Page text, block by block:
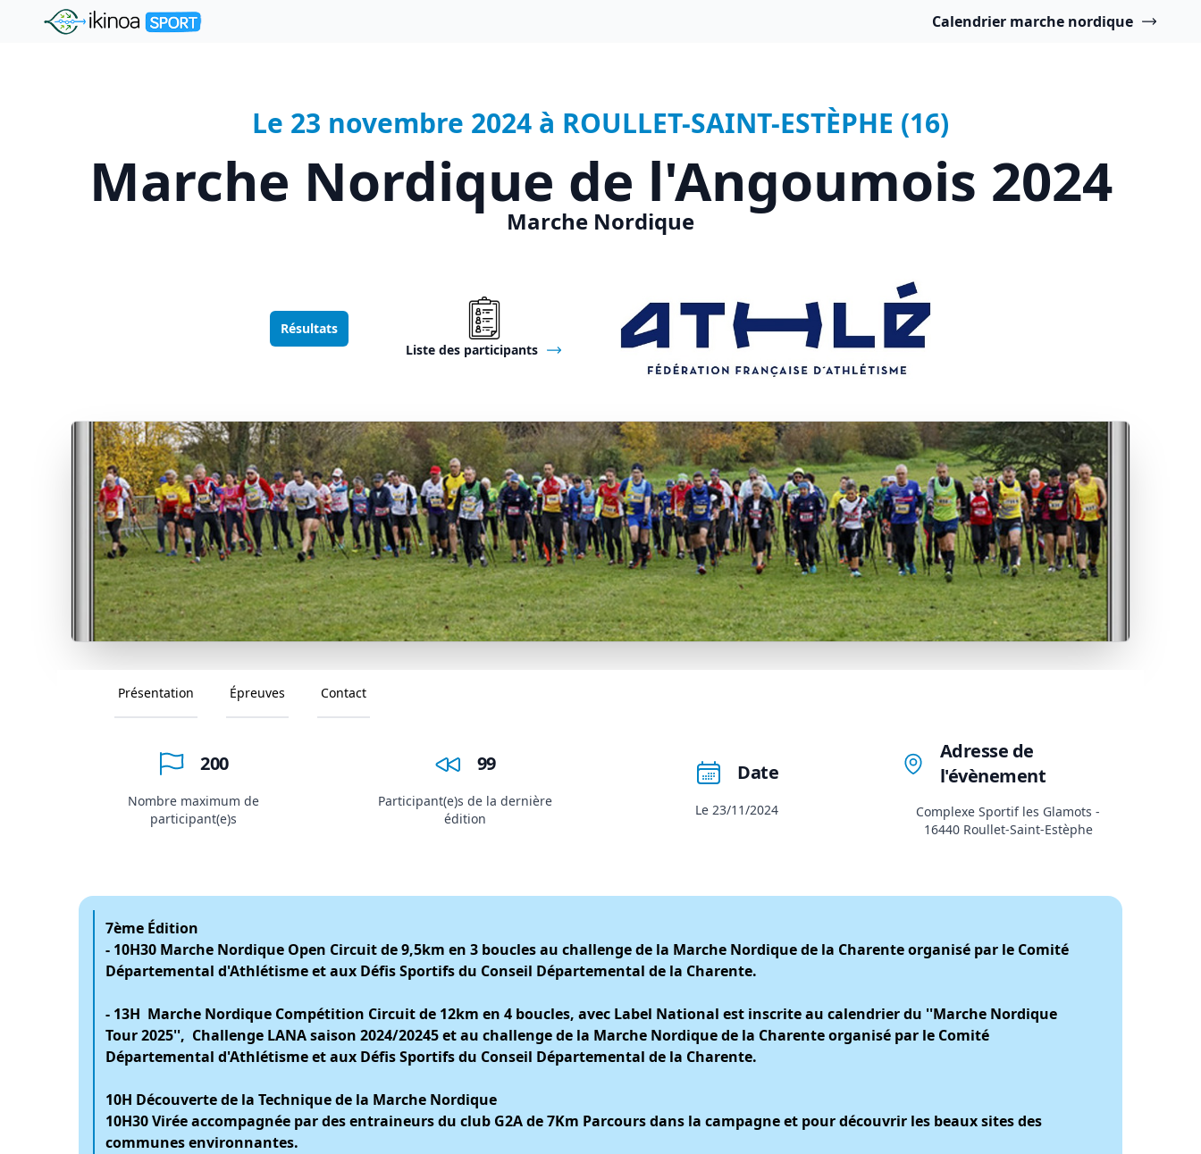
"Ikinoa Sport" Calendrier marche nordique
Le 23 novembre 2024 à ROULLET-SAINT-ESTÈPHE (16)
Marche Nordique de l'Angoumois 2024
Marche Nordique
Résultats
Liste des participants
Présentation Épreuves Contact
200
Nombre maximum de
participant(e)s
99
Participant(e)s de la dernière
édition
Date
Le 23/11/2024
Adresse de
l'évènement
Complexe Sportif les Glamots -
16440 Roullet-Saint-Estèphe
7ème Édition
- 10H30 Marche Nordique Open Circuit de 9,5km en 3 boucles au challenge de la Marche Nordique de la Charente organisé par le Comité
Départemental d'Athlétisme et aux Défis Sportifs du Conseil Départemental de la Charente.
- 13H Marche Nordique Compétition Circuit de 12km en 4 boucles, avec Label National est inscrite au calendrier du ''Marche Nordique
Tour 2025'', Challenge LANA saison 2024/20245 et au challenge de la Marche Nordique de la Charente organisé par le Comité
Départemental d'Athlétisme et aux Défis Sportifs du Conseil Départemental de la Charente.
10H Découverte de la Technique de la Marche Nordique
10H30 Virée accompagnée par des entraineurs du club G2A de 7Km Parcours dans la campagne et pour découvrir les beaux sites des
communes environnantes.